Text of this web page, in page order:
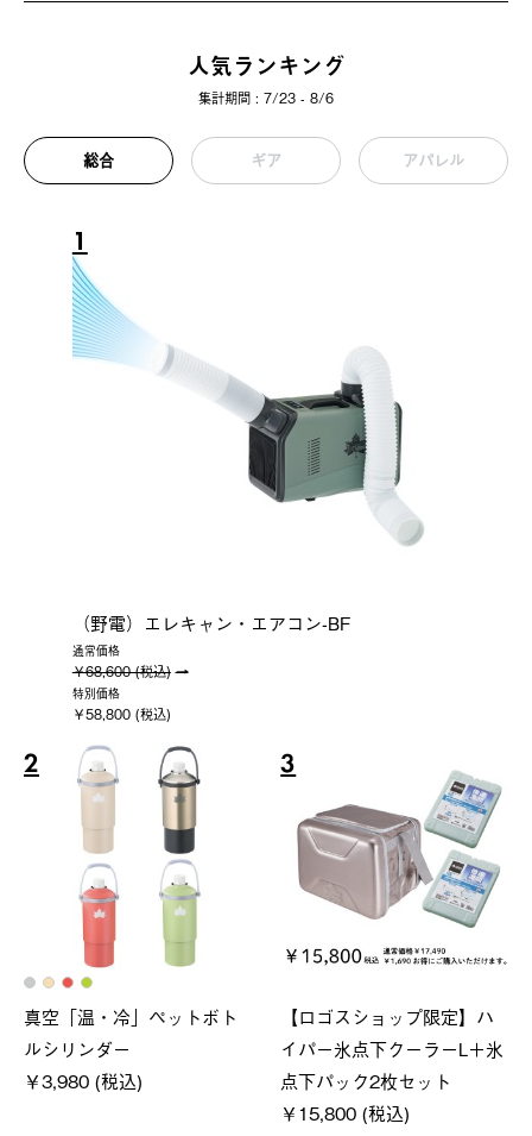
人気ランキング
集計期間 : 7/23 - 8/6
総合 ギア アパレル
1
（野電）エレキャン・エアコン-BF
通常価格
￥68,600 (税込)
特別価格
￥58,800 (税込)
2
真空「温・冷」ペットボト
ルシリンダー
￥3,980 (税込)
3
【ロゴスショップ限定】ハ
イパー氷点下クーラーL＋氷
点下パック2枚セット
￥15,800 (税込)